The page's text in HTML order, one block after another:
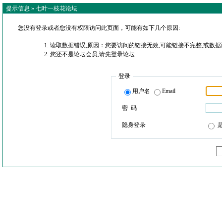
提示信息 » 七叶一枝花论坛
您没有登录或者您没有权限访问此页面，可能有如下几个原因:
读取数据错误,原因：您要访问的链接无效,可能链接不完整,或数
您还不是论坛会员,请先登录论坛
登录
用户名 Email
密 码
隐身登录